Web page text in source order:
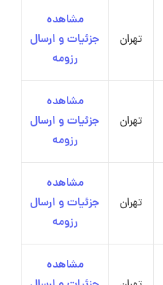
تهران
مشاهده
جزئیات و ارسال
رزومه
تهران
مشاهده
جزئیات و ارسال
رزومه
تهران
مشاهده
جزئیات و ارسال
رزومه
مشاهده